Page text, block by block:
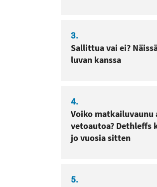
3.
Sallittua vai ei?
luvan kanssa
4.
Voiko matkailuvaunu
vetoautoa? Dethleffs
jo vuosia sitten
5.